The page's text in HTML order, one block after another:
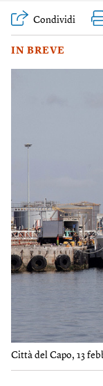
Condividi
IN BREVE
Città del Capo, 13